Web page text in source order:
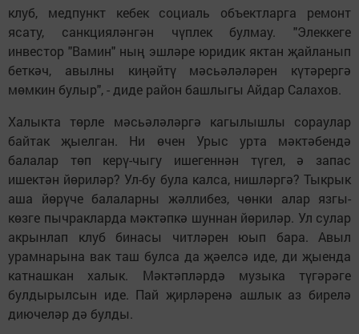
клуб, медпункт кебек социаль объектларга ремонт
ясату, санкцияләнгән чүплек булмау. "Элеккеге
инвестор "Вамин" ның эшләре юридик яктан җайланып
беткәч, авылны киңәйтү мәсьәләләрен күтәрергә
мөмкин булыр", - диде район башлыгы Айдар Салахов.
Халыкта төрле мәсьәләләргә кагылышлы сораулар
байтак җыелган. Ни өчен Урыс урта мәктәбендә
балалар төп керү-чыгу ишегеннән түгел, ә запас
ишектән йөриләр? Ул-бу була калса, нишләргә? Тыкрык
аша йөрүче балаларны жәллибез, чөнки алар язгы-
көзге пычракларда мәктәпкә шуннан йөриләр. Ул сулар
акрынлап клуб бинасы читләрен юып бара. Авыл
урамнарына вак таш булса да җәелсә иде, ди җыенда
катнашкан халык. Мәктәпләрдә музыка түгәрәге
булдырылсын иде. Пай җирләренә ашлык аз бирелә
диючеләр дә булды.